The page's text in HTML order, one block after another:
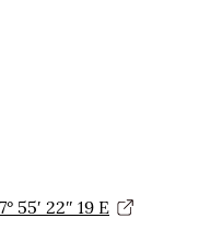
55′ 22″ 19 E